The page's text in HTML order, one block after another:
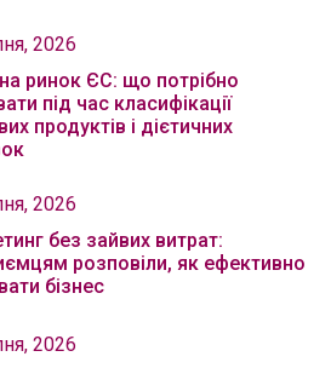
2026
ринок ЄС: що потрібно
під час класифікації
продуктів і дієтичних
2026
без зайвих витрат:
розповіли, як ефективно
бізнес
2026